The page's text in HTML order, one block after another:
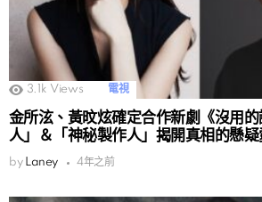
3.1k Views 電視
金所泫、黃旼炫確定合作新劇《沒用
人」＆「神秘製作人」揭開真相的懸疑
by Laney 4年之前